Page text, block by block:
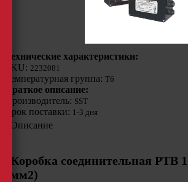
Технические характеристики:
SKU: 2232081
Температурная группа: Т6
Краткое описание:
Производитель: SST
Срок поставки: 1-3 дня
Описание
Коробка соединительная РТВ
мм2)